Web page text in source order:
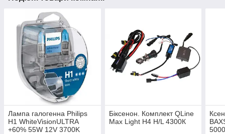
Лампа галогенна Philips
H1 WhiteVisionULTRA
+60% 55W 12V 3700K
Біксенон. Комплект QLine
Max Light H4 H/L 4300К